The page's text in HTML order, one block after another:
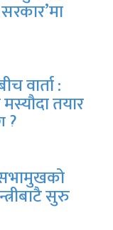
वार्ता :
तयार
?
सुरु